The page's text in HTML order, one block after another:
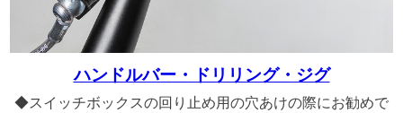
ハンドルバー・ドリリング・ジグ
◆スイッチボックスの回り止め用の穴あけの際にお勧めで